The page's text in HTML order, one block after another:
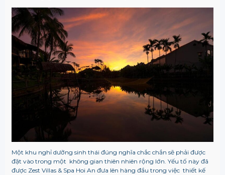
Một khu nghỉ dưỡng sinh thái đúng nghĩa chắc chắn sẽ phải được
đặt vào trong một không gian thiên nhiên rộng lớn. Yếu tố này đã
được Zest Villas & Spa Hoi An đưa lên hàng đầu trong việc thiết kế